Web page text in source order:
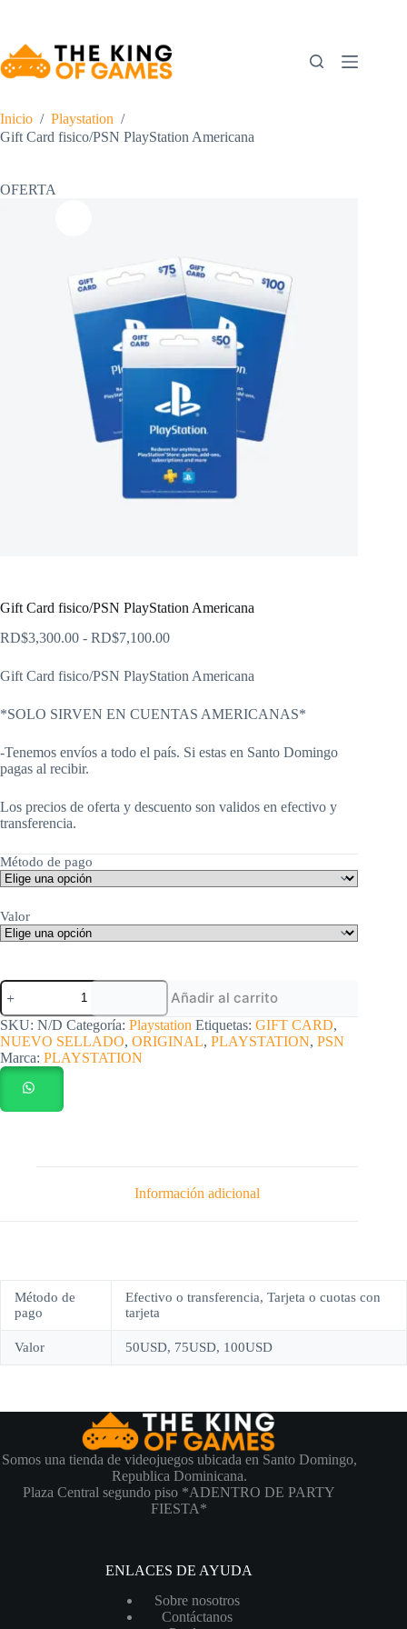
Inicio / Playstation /
Gift Card fisico/PSN PlayStation Americana
OFERTA
Gift Card fisico/PSN PlayStation Americana
RD$3,300.00 - RD$7,100.00Rango
precios:
desde
hasta
Gift Card fisico/PSN PlayStation Americana
*SOLO SIRVEN EN CUENTAS AMERICANAS*
-Tenemos envíos a todo el país. Si estas en Santo Domingo
pagas al recibir.
Los precios de oferta y descuento son validos en efectivo y
transferencia.
Método de pago
Valor
Gift
Card
fisico/PSN
PlayStation
Americana
cantidad
Añadir al carrito
SKU: N/D Categoría: Playstation Etiquetas: GIFT CARD,
NUEVO SELLADO, ORIGINAL, PLAYSTATION, PSN
Marca: PLAYSTATION
Información adicional
Método de
pago
Efectivo o transferencia, Tarjeta o cuotas con
tarjeta
Valor 50USD, 75USD, 100USD
Somos una tienda de videojuegos ubicada en Santo Domingo,
Republica Dominicana.
Plaza Central segundo piso *ADENTRO DE PARTY
FIESTA*
ENLACES DE AYUDA
Sobre nosotros
Contáctanos